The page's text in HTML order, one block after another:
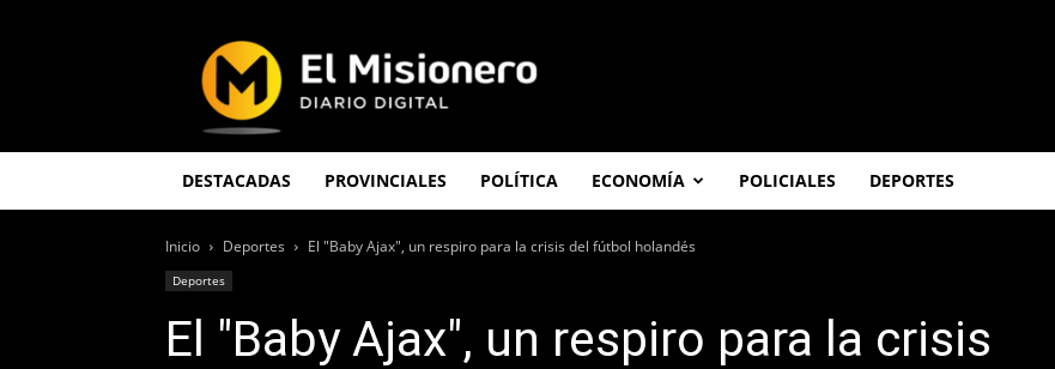
Misionero
DESTACADAS PROVINCIALES POLÍTICA ECONOMÍA POLICIALES DEPORTES
Inicio Deportes El "Baby Ajax", un respiro para la crisis del fútbol holandés
Deportes
El "Baby Ajax", un respiro para la crisis